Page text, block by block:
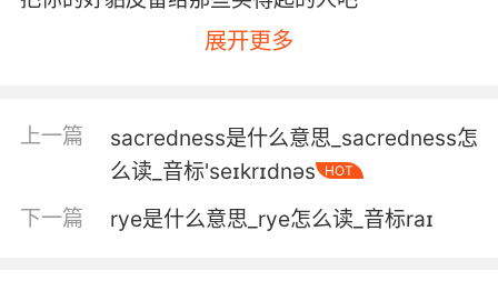
展开更多
上一篇
sacredness是什么意思_sacredness怎
么读_音标'seɪkrɪdnəs
HOT
下一篇 rye是什么意思_rye怎么读_音标raɪ